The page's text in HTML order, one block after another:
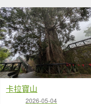
卡拉寶山
2026-05-04